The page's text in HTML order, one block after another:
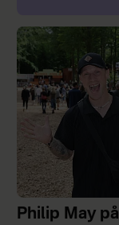
Philip May på